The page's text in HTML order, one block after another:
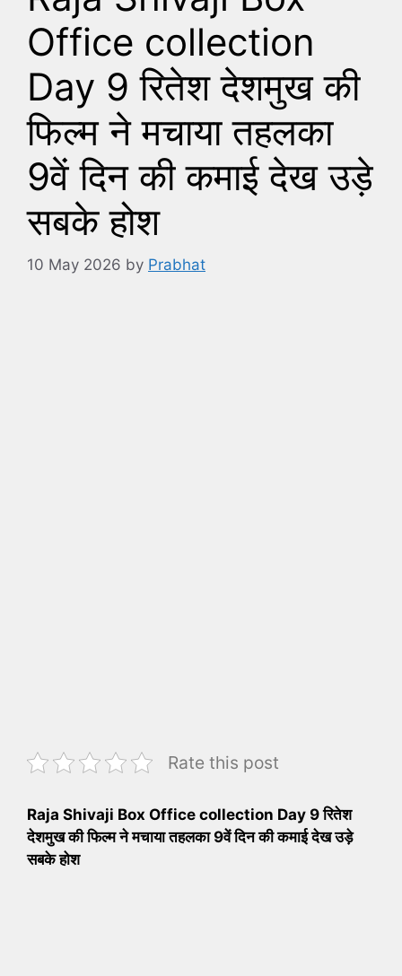
Office collection
Day 9 रितेश देशमुख की
फिल्म ने मचाया तहलका
9वें दिन की कमाई देख उड़े
सबके होश
10 May 2026 by Prabhat
Rate this post
Raja Shivaji Box Office collection Day 9 रितेश
देशमुख की फिल्म ने मचाया तहलका 9वें दिन की कमाई देख उड़े
सबके होश